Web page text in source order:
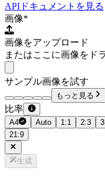
APIドキュメントを見る
画像*
画像をアップロード
またはここに画像をド
サンプル画像を試す
もっと見る
比率
A4 Auto 1:1 2:3
21:9
生成